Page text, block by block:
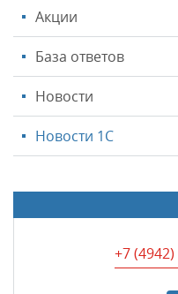
Акции
База ответов
Новости
Новости 1С
+7 (4942)